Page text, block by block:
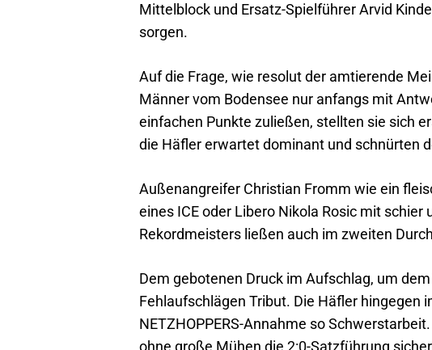
Mittelblock und Ersatz-Spielführer Arvid
sorgen.
Auf die Frage, wie resolut der amtierende
Männer vom Bodensee nur anfangs mit
einfachen Punkte zuließen, stellten sie sich
die Häfler erwartet dominant und schnürten
Außenangreifer Christian Fromm wie ein
eines ICE oder Libero Nikola Rosic mit
Rekordmeisters ließen auch im zweiten
Dem gebotenen Druck im Aufschlag, um
Fehlaufschlägen Tribut. Die Häfler
NETZHOPPERS-Annahme so
ohne große Mühen die 2:0-Satzführung